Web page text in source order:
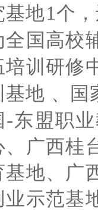
基地1 个
全国高校
培训研修
基地 、国
-东盟职
、广西桂
基地、广
业示范基